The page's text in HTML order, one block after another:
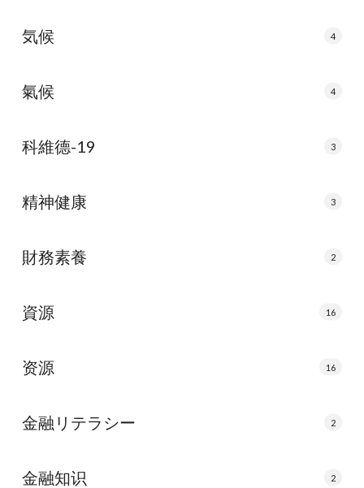
気候 4
氣候 4
科維德-19 3
精神健康 3
財務素養 2
資源 16
资源 16
金融リテラシー 2
金融知识 2